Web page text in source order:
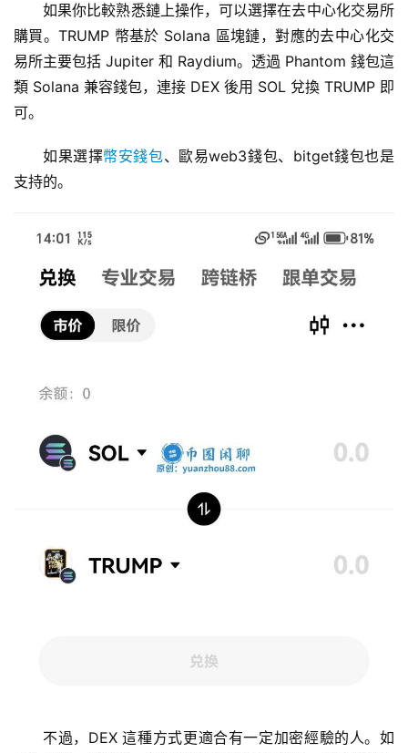
如果你比較熟悉鏈上操作，可以選擇在去中心化交易所
購買。TRUMP 幣基於 Solana 區塊鏈，對應的去中心化交
易所主要包括 Jupiter 和 Raydium。透過 Phantom 錢包這
類 Solana 兼容錢包，連接 DEX 後用 SOL 兌換 TRUMP 即
可。
如果選擇幣安錢包、歐易web3錢包、bitget錢包也是
支持的。
不過，DEX 這種方式更適合有一定加密經驗的人。如